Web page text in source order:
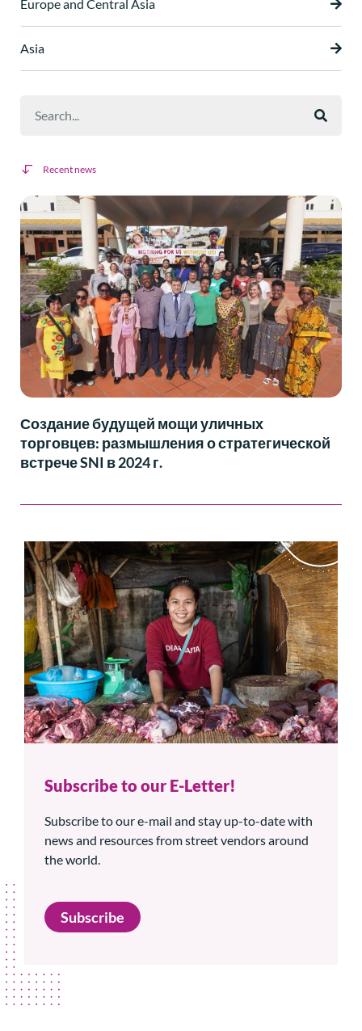
Europe and Central Asia
Asia
Recent news
Создание будущей мощи уличных
торговцев: размышления о стратегической
встрече SNI в 2024 г.
Subscribe to our E-Letter!
Subscribe to our e-mail and stay up-to-date with
news and resources from street vendors around
the world.
Subscribe